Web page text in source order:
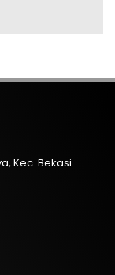
Kec. Bekasi